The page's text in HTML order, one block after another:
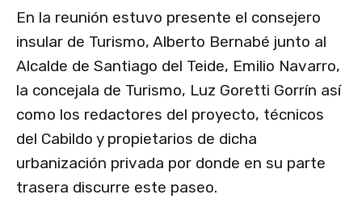
En la reunión estuvo presente el consejero
insular de Turismo, Alberto Bernabé junto al
Alcalde de Santiago del Teide, Emilio Navarro,
la concejala de Turismo, Luz Goretti Gorrín así
como los redactores del proyecto, técnicos
del Cabildo y propietarios de dicha
urbanización privada por donde en su parte
trasera discurre este paseo.